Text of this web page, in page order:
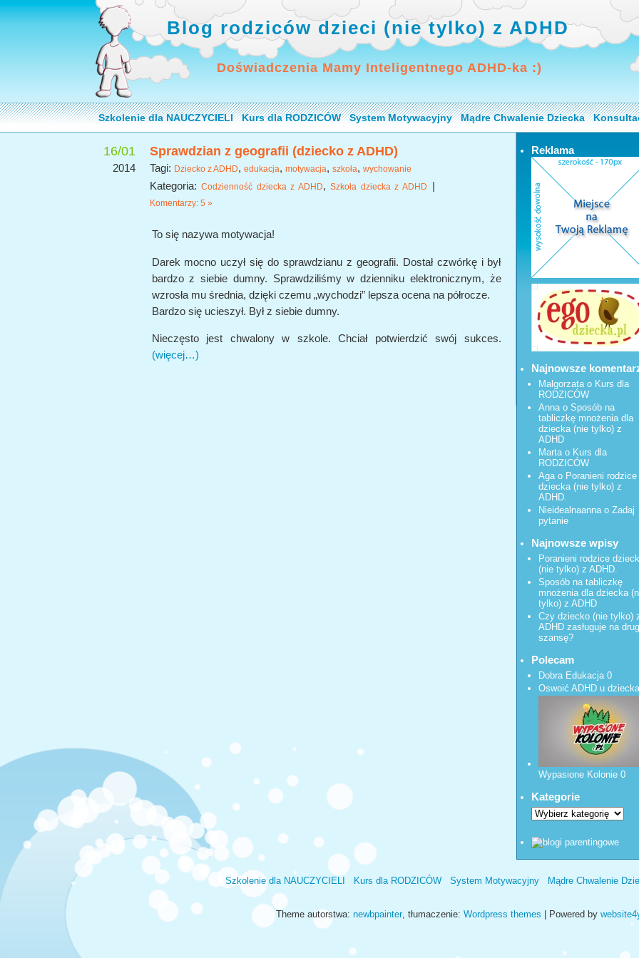
Blog rodziców dzieci (nie tylko) z ADHD
Doświadczenia Mamy Inteligentnego ADHD-ka :)
Szkolenie dla NAUCZYCIELI Kurs dla RODZICÓW System Motywacyjny Mądre Chwalenie Dziecka
16/01
2014
Sprawdzian z geografii (dziecko z ADHD)
Tagi: Dziecko z ADHD, edukacja, motywacja, szkoła, wychowanie
Kategoria:Codzienność dziecka z ADHD,Szkoła dziecka z ADHD |
Komentarzy: 5 »
To się nazywa motywacja!
Darek mocno uczył się do sprawdzianu z geografii. Dostał czwórkę i był
bardzo z siebie dumny. Sprawdziliśmy w dzienniku elektronicznym, że
wzrosła mu średnia, dzięki czemu „wychodzi” lepsza ocena na półrocze.
Bardzo się ucieszył. Był z siebie dumny.
Nieczęsto jest chwalony w szkole. Chciał potwierdzić swój sukces.
(więcej…)
Reklama
Najnowsze
Malgorzatao Kurs dla
RODZICÓW
Anna o Sposób na
tabliczkę mnożenia dla
dziecka (nie tylko) z
ADHD
Marta o Kurs dla
RODZICÓW
Aga o Poranieni rodzice
dziecka (nie tylko) z
ADHD.
Nieidealnaannao Zadaj
pytanie
Najnowsze wpisy
Poranieni rodzice
(nie tylko) z ADHD.
Sposób na tabliczkę
mnożenia dla dziecka
tylko) z ADHD
Czy dziecko (nie tylko)
ADHD zasługuje na
szansę?
Polecam
Dobra Edukacja0
Oswoić ADHD u dziecka
Wypasione Kolonie0
Kategorie
Szkolenie dla NAUCZYCIELI Kurs dla RODZICÓW System Motywacyjny Mądre Chwalenie
Theme autorstwa: newbpainter, tłumaczenie: Wordpress themes | Powered by